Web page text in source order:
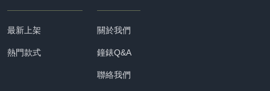
最新上架
熱門款式
關於我們
鐘錶Q&A
聯絡我們